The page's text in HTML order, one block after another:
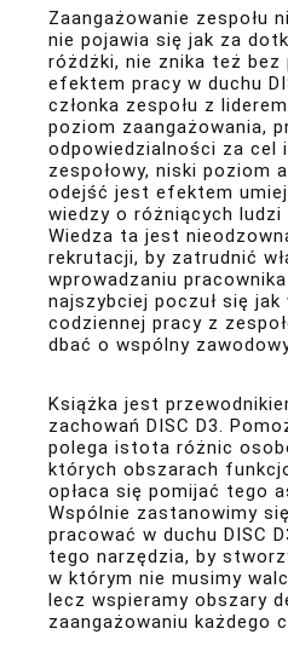
Zaangażowanie zespołu
nie pojawia się jak za
różdżki, nie znika też bez
efektem pracy w duchu
członka zespołu z
poziom zaangażowania,
odpowiedzialności za cel
zespołowy, niski poziom
odejść jest efektem
wiedzy o różniących
Wiedza ta jest
rekrutacji, by zatrudnić
wprowadzaniu
najszybciej poczuł się
codziennej pracy z
dbać o wspólny
Książka jest
zachowań DISC D3.
polega istota różnic
których obszarach
opłaca się pomijać tego
Wspólnie zastanowimy
pracować w duchu DISC
tego narzędzia, by
w którym nie musimy
lecz wspieramy obszary
zaangażowaniu każdego